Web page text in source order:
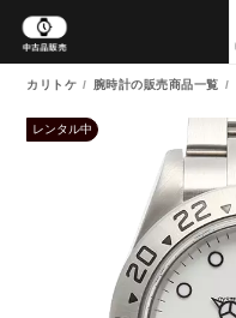
カリトケ 腕時計の販売商品一覧
レンタル中